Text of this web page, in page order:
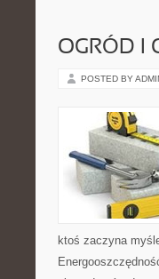
OGRÓD I
POSTED BY
ktoś zaczyna